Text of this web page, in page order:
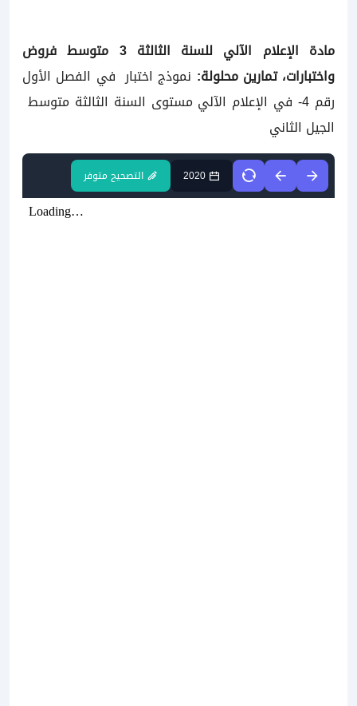
مادة الإعلام الآلي للسنة الثالثة 3 متوسط فروض
واختبارات، تمارين محلولة: نموذج اختبار في الفصل الأول
رقم 4- في الإعلام الآلي مستوى السنة الثالثة متوسط
الجيل الثاني
2020 التصحيح متوفر